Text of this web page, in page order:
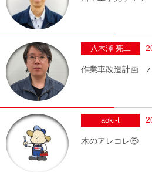
八木澤 亮二
作業車改造計画
aoki-t
木のアレコレ⑥